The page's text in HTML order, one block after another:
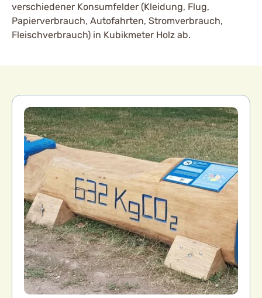
verschiedener Konsumfelder (Kleidung, Flug,
Papierverbrauch, Autofahrten, Stromverbrauch,
Fleischverbrauch) in Kubikmeter Holz ab.